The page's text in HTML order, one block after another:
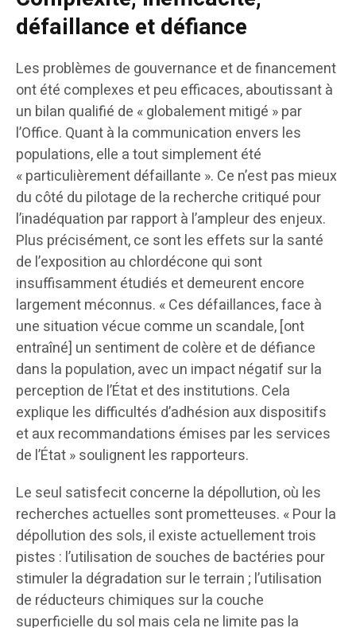
défaillance et défiance
Les problèmes de gouvernance et de financement
ont été complexes et peu efficaces, aboutissant à
un bilan qualifié de « globalement mitigé » par
l’Office. Quant à la communication envers les
populations, elle a tout simplement été
« particulièrement défaillante ». Ce n’est pas mieux
du côté du pilotage de la recherche critiqué pour
l’inadéquation par rapport à l’ampleur des enjeux.
Plus précisément, ce sont les effets sur la santé
de l’exposition au chlordécone qui sont
insuffisamment étudiés et demeurent encore
largement méconnus. « Ces défaillances, face à
une situation vécue comme un scandale, [ont
entraîné] un sentiment de colère et de défiance
dans la population, avec un impact négatif sur la
perception de l’État et des institutions. Cela
explique les difficultés d’adhésion aux dispositifs
et aux recommandations émises par les services
de l’État » soulignent les rapporteurs.
Le seul satisfecit concerne la dépollution, où les
recherches actuelles sont prometteuses. « Pour la
dépollution des sols, il existe actuellement trois
pistes : l’utilisation de souches de bactéries pour
stimuler la dégradation sur le terrain ; l’utilisation
de réducteurs chimiques sur la couche
superficielle du sol mais cela ne limite pas la